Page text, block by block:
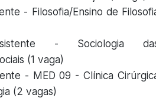
- Filosofia/Ensino de
- Sociologia
(1 vaga)
- MED 09 - Clínica
(2 vagas)